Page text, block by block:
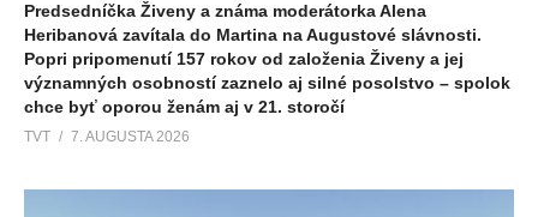
Predsedníčka Živeny a známa moderátorka Alena
Heribanová zavítala do Martina na Augustové slávnosti.
Popri pripomenutí 157 rokov od založenia Živeny a jej
významných osobností zaznelo aj silné posolstvo – spolok
chce byť oporou ženám aj v 21. storočí
TVT 7. AUGUSTA 2026